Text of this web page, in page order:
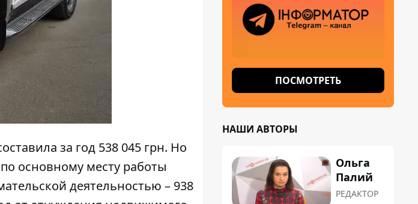
за год 538 045 грн. Но
основному месту работы
деятельностью – 938
ПОСМОТРЕТЬ
НАШИ АВТОРЫ
Ольга
Палий
РЕДАКТОР